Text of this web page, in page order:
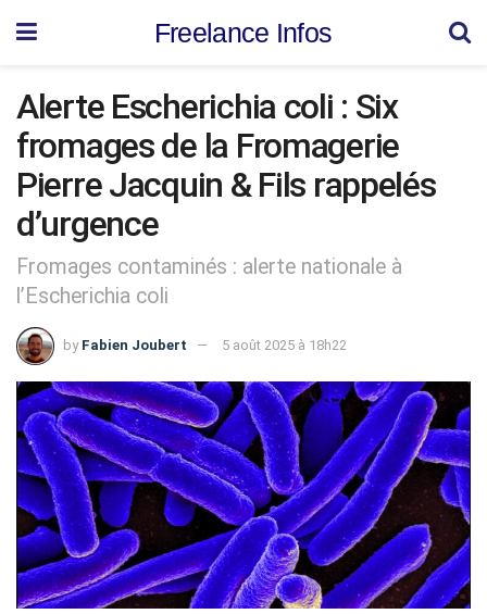
Freelance Infos
Alerte Escherichia coli : Six
fromages de la Fromagerie
Pierre Jacquin & Fils rappelés
d’urgence
Fromages contaminés : alerte nationale à
l’Escherichia coli
by Fabien Joubert 5 août 2025 à 18h22